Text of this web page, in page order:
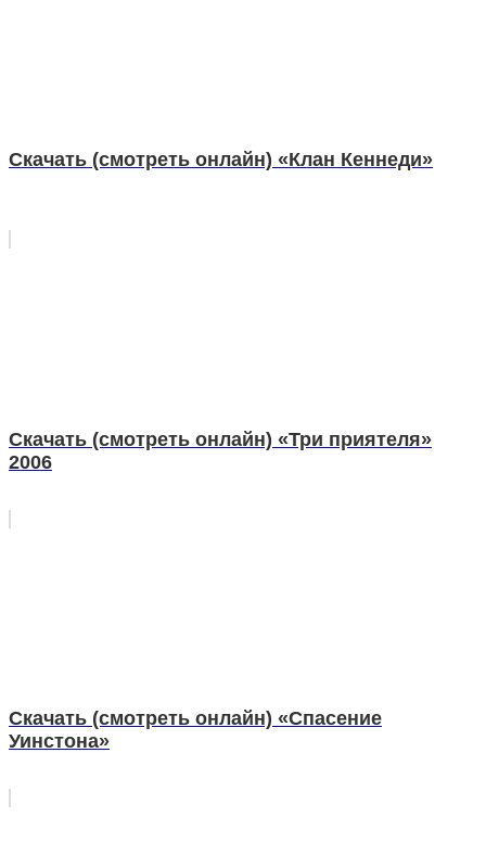
Скачать (смотреть онлайн) «Клан Кеннеди»
Скачать (смотреть онлайн) «Три приятеля»
2006
Скачать (смотреть онлайн) «Спасение
Уинстона»